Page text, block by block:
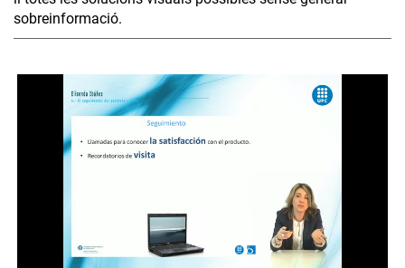
sobreinformació.